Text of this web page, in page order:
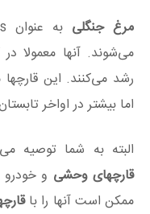
مرغ جنگلی
می‌شوند. آنها معمولا
رشد می‌کنند. این قارچها
اما بیشتر در اواخر
البته به شما توصیه
قارچهای وحشی و خودرو
ممکن است آنها را با